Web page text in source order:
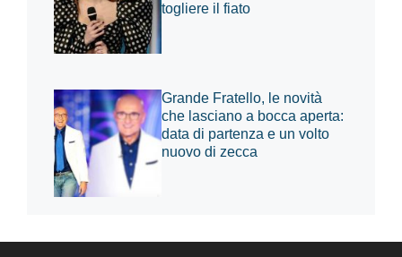
togliere il fiato
Grande Fratello, le novità
che lasciano a bocca aperta:
data di partenza e un volto
nuovo di zecca